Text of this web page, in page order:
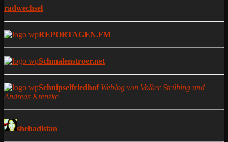
radwechsel
REPORTAGEN.FM
Schmalenstroer.net
Schnipselfriedhof Weblog von Volker Strübing und
Andreas Krenzke
shehadistan